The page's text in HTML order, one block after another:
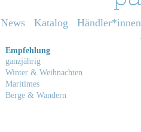
News Katalog Händler*innen
Empfehlung
ganzjährig
Winter & Weihnachten
Maritimes
Berge & Wandern